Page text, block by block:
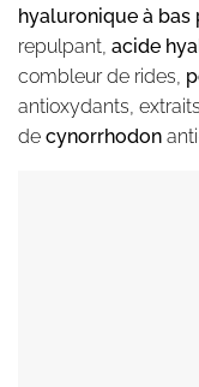
hyaluronique à bas
repulpant, acide
combleur de rides,
antioxydants,
de cynorrhodon